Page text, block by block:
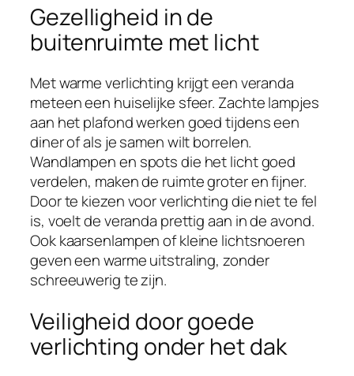
Gezelligheid in de
buitenruimte met licht
Met warme verlichting krijgt een veranda
meteen een huiselijke sfeer. Zachte lampjes
aan het plafond werken goed tijdens een
diner of als je samen wilt borrelen.
Wandlampen en spots die het licht goed
verdelen, maken de ruimte groter en fijner.
Door te kiezen voor verlichting die niet te fel
is, voelt de veranda prettig aan in de avond.
Ook kaarsenlampen of kleine lichtsnoeren
geven een warme uitstraling, zonder
schreeuwerig te zijn.
Veiligheid door goede
verlichting onder het dak